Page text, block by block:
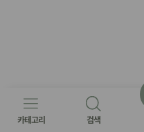
카테고리 검색